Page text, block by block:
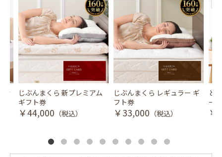
冷
じぶんまくら 新プレミアム
ギフト券
￥44,000 （税込）
じぶんまくら レギュラー ギ
フト券
￥33,000 （税込）
と
ース
￥